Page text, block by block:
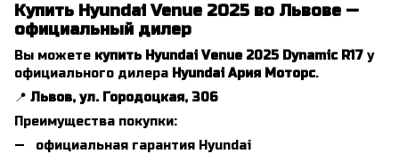
Купить Hyundai Venue 2025 во Львове —
официальный дилер
Вы можете купить Hyundai Venue 2025 Dynamic R17 у
официального дилера Hyundai Ария Моторс.
📍 Львов, ул. Городоцкая, 306
Преимущества покупки:
официальная гарантия Hyundai